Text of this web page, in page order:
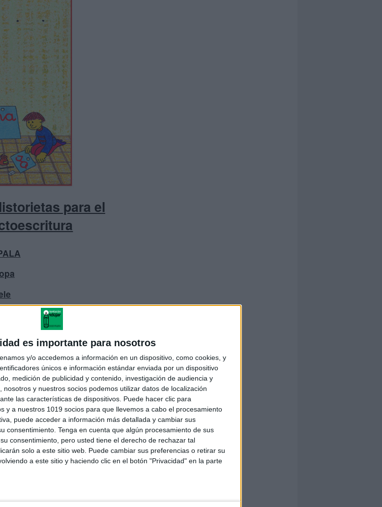
es importante para nosotros
y/o accedemos a información en un dispositivo, como cookies, y
únicos e información estándar enviada por un dispositivo
medición de publicidad y contenido, investigación de audiencia y
nosotros y nuestros socios podemos utilizar datos de localización
las características de dispositivos. Puede hacer clic para
y a nuestros 1019 socios para que llevemos a cabo el procesamiento
puede acceder a información más detallada y cambiar sus
consentimiento. Tenga en cuenta que algún procesamiento de sus
consentimiento, pero usted tiene el derecho de rechazar tal
solo a este sitio web. Puede cambiar sus preferencias o retirar su
a este sitio y haciendo clic en el botón "Privacidad" en la parte
para el
de queso
vaso